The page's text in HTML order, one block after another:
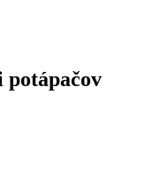
potápačov